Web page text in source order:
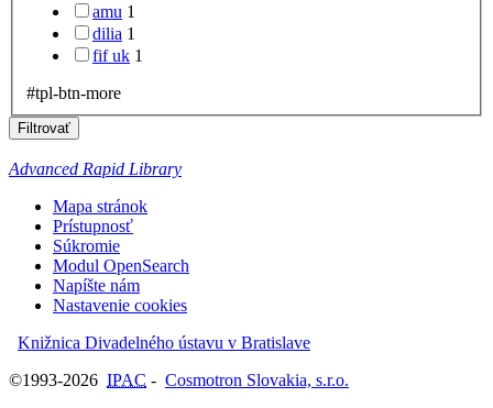
amu 1
dilia 1
fif uk 1
#tpl-btn-more
Filtrovať
Advanced Rapid Library
Mapa stránok
Prístupnosť
Súkromie
Modul OpenSearch
Napíšte nám
Nastavenie cookies
Knižnica Divadelného ústavu v Bratislave
©1993-2026 IPAC - Cosmotron Slovakia, s.r.o.